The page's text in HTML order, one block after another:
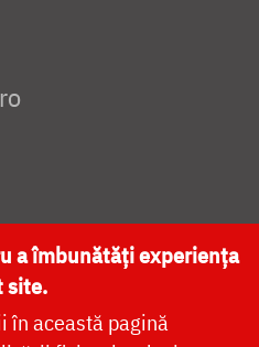
NAȚIONALĂ
a îmbunătăți experiența
site.
în această pagină